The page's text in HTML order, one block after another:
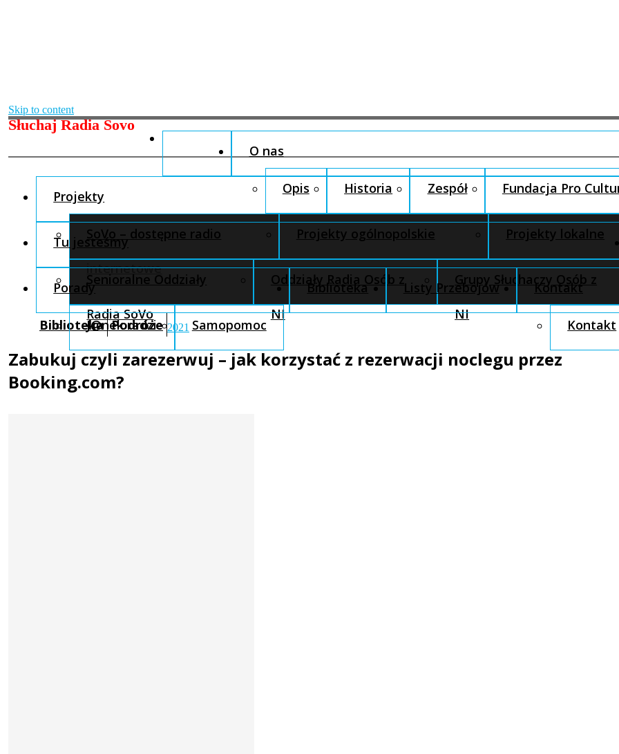
Skip to content
Słuchaj Radia Sovo
O nas
Opis Historia Zespół Fundacja Pro
Projekty
SoVo – dostępne radio
internetowe
Projekty ogólnopolskie Projekty lokalne
Tu jesteśmy
Senioralne Oddziały
Radia SoVo
Oddziały Radia Osób z
NI
Grupy Słuchaczy Osób z
NI
Porady
J@nek radzi Samopomoc
Biblioteka Listy Przebojów Kontakt
Kontakt
Biblioteka Podróże 2021
Zabukuj czyli zarezerwuj – jak korzystać z rezerwacji noclegu przez
Booking.com?